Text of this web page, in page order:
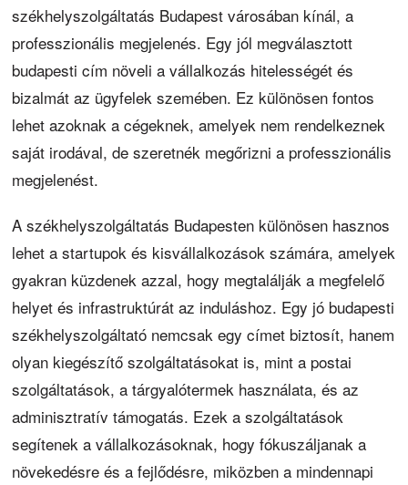
székhelyszolgáltatás Budapest városában kínál, a
professzionális megjelenés. Egy jól megválasztott
budapesti cím növeli a vállalkozás hitelességét és
bizalmát az ügyfelek szemében. Ez különösen fontos
lehet azoknak a cégeknek, amelyek nem rendelkeznek
saját irodával, de szeretnék megőrizni a professzionális
megjelenést.
A székhelyszolgáltatás Budapesten különösen hasznos
lehet a startupok és kisvállalkozások számára, amelyek
gyakran küzdenek azzal, hogy megtalálják a megfelelő
helyet és infrastruktúrát az induláshoz. Egy jó budapesti
székhelyszolgáltató nemcsak egy címet biztosít, hanem
olyan kiegészítő szolgáltatásokat is, mint a postai
szolgáltatások, a tárgyalótermek használata, és az
adminisztratív támogatás. Ezek a szolgáltatások
segítenek a vállalkozásoknak, hogy fókuszáljanak a
növekedésre és a fejlődésre, miközben a mindennapi